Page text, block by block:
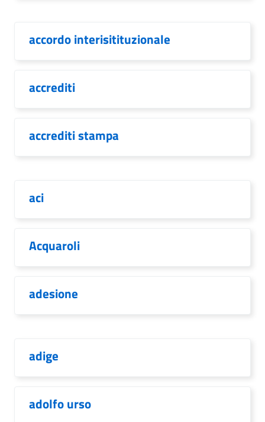
accordo interisitituzionale
accrediti
accrediti stampa
aci
Acquaroli
adesione
adige
adolfo urso